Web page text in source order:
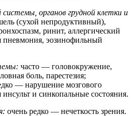
органов грудной клетки и
(сухой непродуктивный),
ринит, аллергический
пневмония, эозинофильный
часто — головокружение,
боль, парестезия;
— нарушение мозгового
и синкопальные состояния.
очень редко — нечеткость зрения.